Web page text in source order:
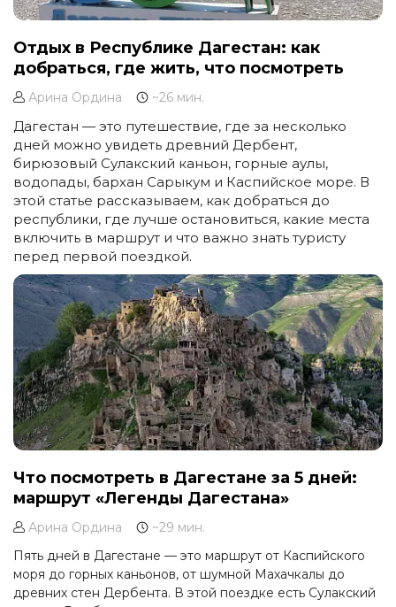
Отдых в Республике Дагестан: как
добраться, где жить, что посмотреть
Арина Ордина ~26 мин.
Дагестан — это путешествие, где за несколько
дней можно увидеть древний Дербент,
бирюзовый Сулакский каньон, горные аулы,
водопады, бархан Сарыкум и Каспийское море. В
этой статье рассказываем, как добраться до
республики, где лучше остановиться, какие места
включить в маршрут и что важно знать туристу
перед первой поездкой.
Что посмотреть в Дагестане за 5 дней:
маршрут «Легенды Дагестана»
Арина Ордина
~29 мин.
Пять дней в Дагестане — это маршрут от Каспийского
моря до горных каньонов, от шумной Махачкалы до
древних стен Дербента. В этой поездке есть Сулакский